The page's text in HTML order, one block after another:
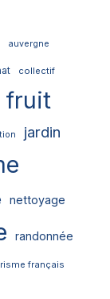
auvergne
collectif
fruit
jardin
nettoyage
randonnée
français